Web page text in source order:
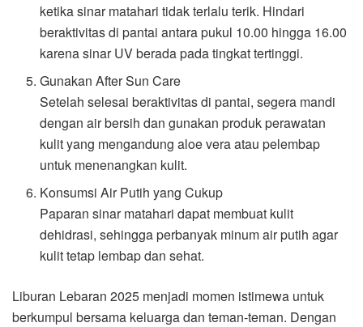
ketika sinar matahari tidak terlalu terik. Hindari
beraktivitas di pantai antara pukul 10.00 hingga 16.00
karena sinar UV berada pada tingkat tertinggi.
Gunakan After Sun Care
Setelah selesai beraktivitas di pantai, segera mandi
dengan air bersih dan gunakan produk perawatan
kulit yang mengandung aloe vera atau pelembap
untuk menenangkan kulit.
Konsumsi Air Putih yang Cukup
Paparan sinar matahari dapat membuat kulit
dehidrasi, sehingga perbanyak minum air putih agar
kulit tetap lembap dan sehat.
Liburan Lebaran 2025 menjadi momen istimewa untuk
berkumpul bersama keluarga dan teman-teman. Dengan